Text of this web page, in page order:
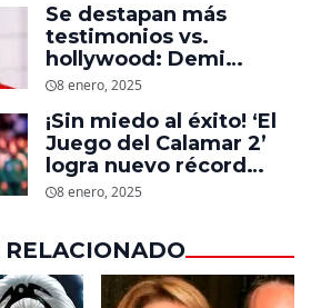
dejó
Se destapan más
testimonios vs.
hollywood: Demi
Moore, protagonista de
daño que le hizo la
industria a su cuerpo
8 enero, 2025
¡Sin miedo al éxito! ‘El
Juego del Calamar 2’
logra nuevo récord
mundial en tan solo 11
8 enero, 2025